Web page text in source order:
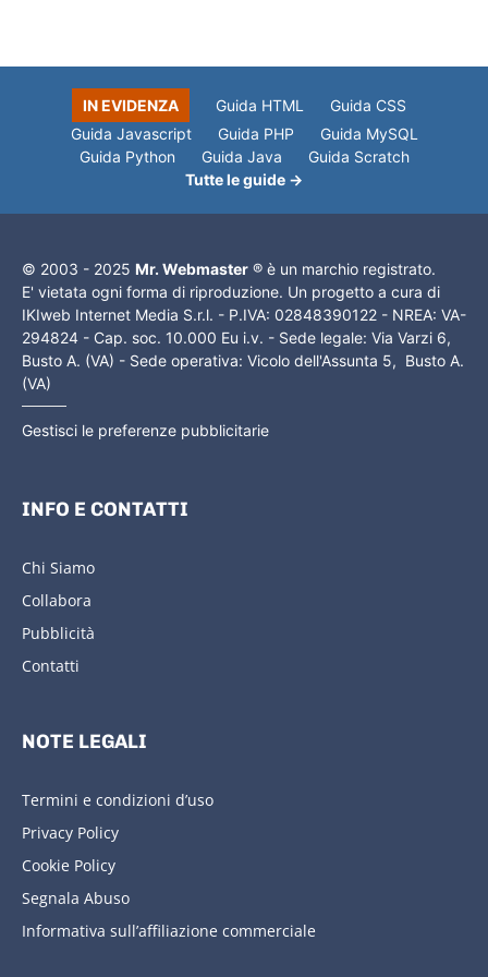
IN EVIDENZA Guida HTML
Guida CSS
Guida Javascript
Guida PHP
Guida MySQL
Guida Python
Guida Java
Guida Scratch
Tutte le guide →
© 2003 - 2025 Mr. Webmaster ® è un marchio registrato.
E' vietata ogni forma di riproduzione. Un progetto a cura di
IKIweb Internet Media S.r.l. - P.IVA: 02848390122 - NREA: VA-
294824 - Cap. soc. 10.000 Eu i.v. - Sede legale: Via Varzi 6,
Busto A. (VA) - Sede operativa: Vicolo dell'Assunta 5, Busto A.
(VA)
Gestisci le preferenze pubblicitarie
INFO E CONTATTI
Chi Siamo
Collabora
Pubblicità
Contatti
NOTE LEGALI
Termini e condizioni d’uso
Privacy Policy
Cookie Policy
Segnala Abuso
Informativa sull’affiliazione commerciale